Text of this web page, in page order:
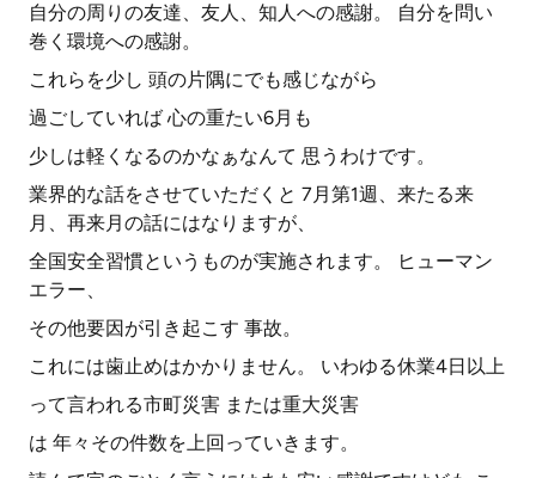
自分の周りの友達、友人、知人への感謝。 自分を問い
巻く環境への感謝。
これらを少し 頭の片隅にでも感じながら
過ごしていれば 心の重たい6月も
少しは軽くなるのかなぁなんて 思うわけです。
業界的な話をさせていただくと 7月第1週、来たる来
月、再来月の話にはなりますが、
全国安全習慣というものが実施されます。 ヒューマン
エラー、
その他要因が引き起こす 事故。
これには歯止めはかかりません。 いわゆる休業4日以上
って言われる市町災害 または重大災害
は 年々その件数を上回っていきます。